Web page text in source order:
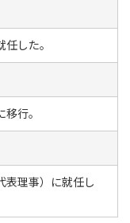
した。
行。
表理事）に就任し